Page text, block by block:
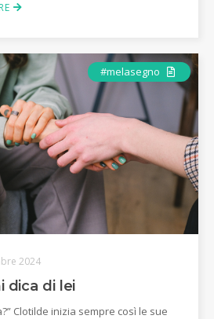
#melasegno Articolo
2024
dica di lei
Clotilde inizia sempre così le sue